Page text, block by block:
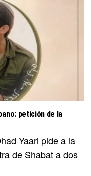
petición de la
Yaari pide a la
de Shabat a dos